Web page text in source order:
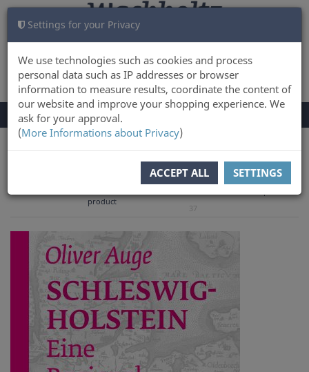
Settings for your Privacy
We use technologies such as cookies and process
personal data such as IP addresses or browser
information to measure results, coordinate the content of
our website and improve your shopping experience. We
ask for your approval.
(More Informations about Privacy)
ACCEPT ALL SETTINGS
LOG IN CART 0
TOGGLE
NAVIGATION
Menu
product
37